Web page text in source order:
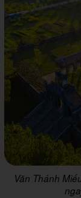
Văn Thánh